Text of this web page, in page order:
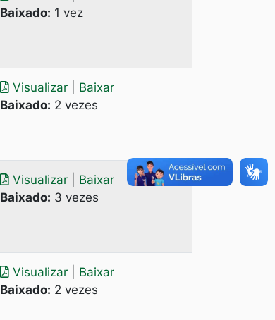
Baixado: 1 vez
Visualizar
Baixar
Baixado: 2 vezes
Visualizar
Baixar
Baixado: 3 vezes
Visualizar
Baixar
Baixado: 2 vezes